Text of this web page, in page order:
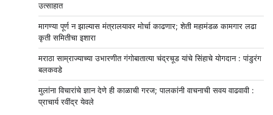
उत्साहात
मागण्या पूर्ण न झाल्यास मंत्रालयावर मोर्चा काढणार; शेती महामंडळ कामगार लढा
कृती समितीचा इशारा
मराठा साम्राज्याच्या उभारणीत गंगोबातात्या चंद्रचूड यांचे सिंहाचे योगदान : पांडुरंग
बलकवडे
मुलांना विचारांचे ज्ञान देणे ही काळाची गरज; पालकांनी वाचनाची सवय वाढवावी :
प्राचार्य रवींद्र येवले